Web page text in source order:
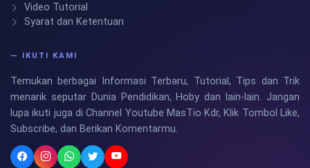
Video Tutorial
Syarat dan Ketentuan
— IKUTI KAMI
Temukan berbagai Informasi Terbaru, Tutorial, Tips dan Trik
menarik seputar Dunia Pendidikan, Hoby dan lain-lain. Jangan
lupa ikuti juga di Channel Youtube MasTio Kdr, Klik Tombol Like,
Subscribe, dan Berikan Komentarmu.